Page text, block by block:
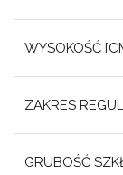
WYSOKOŚĆ
ZAKRES
GRUBOŚĆ